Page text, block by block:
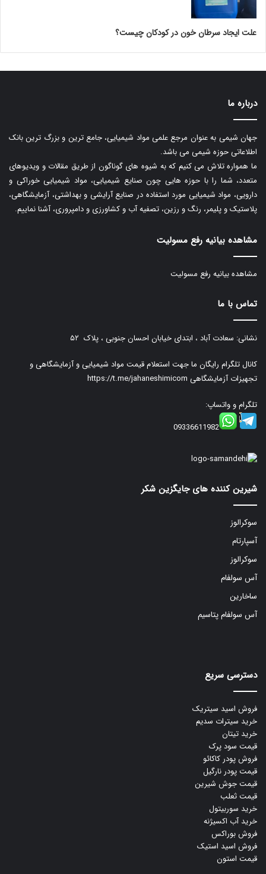
علت ایجاد سرطان خون در کودکان چیست؟
درباره ما
جهان شیمی به عنوان مرجع علمی مواد شیمیایی، جامع ترین و بزرگ ترین بانک
اطلاعاتی حوزه شیمی می باشد.
ما همواره تلاش می کنیم که به شیوه های گوناگون از طریق مقالات و ویدیوهای
متعدد، شما را با حوزه هایی چون صنایع شیمیایی، مواد شیمیایی خوراکی و
دارویی، مواد شیمیایی مورد استفاده در صنایع آرایشی و بهداشتی، آزمایشگاهی،
پلاستیک و پلیمر، رنگ و رزین، تصفیه آب و کشاورزی و دامپروری، آشنا نماییم.
مشاهده بیانیه رفع مسولیت
مشاهده بیانیه رفع مسولیت
تماس با ما
نشانی: سعادت آباد ، ابتدای خیابان احسان جنوبی ، پلاک ۵۲
کانال تلگرام رایگان ما جهت استعلام قیمت مواد شیمیایی و آزمایشگاهی و
تجهیزات آزمایشگاهی https://t.me/jahaneshimicom
تلگرام و واتساپ:
09336611982
شیرین کننده های جایگزین شکر
سوکرالوز
آسپارتام
سوکرالوز
آس سولفام
ساخارین
آس سولفام پتاسیم
دسترسی سریع
فروش اسید سیتریک
خرید سیترات سدیم
خرید تیتان
قیمت سود پرک
فروش پودر کاکائو
قیمت پودر نارگیل
قیمت جوش شیرین
قیمت ثعلب
خرید سوربیتول
خرید آب اکسیژنه
فروش بوراکس
فروش اسید استیک
قیمت استون